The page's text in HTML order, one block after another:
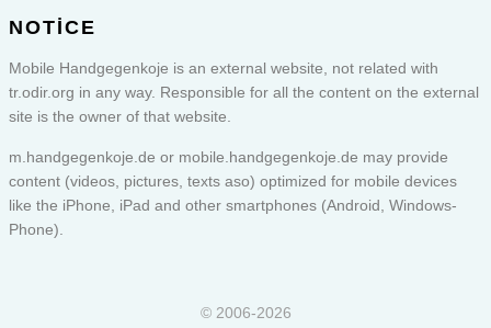
NOTICE
Mobile Handgegenkoje is an external website, not related with
tr.odir.org in any way. Responsible for all the content on the external
site is the owner of that website.
m.handgegenkoje.de or mobile.handgegenkoje.de may provide
content (videos, pictures, texts aso) optimized for mobile devices
like the iPhone, iPad and other smartphones (Android, Windows-
Phone).
© 2006-2026